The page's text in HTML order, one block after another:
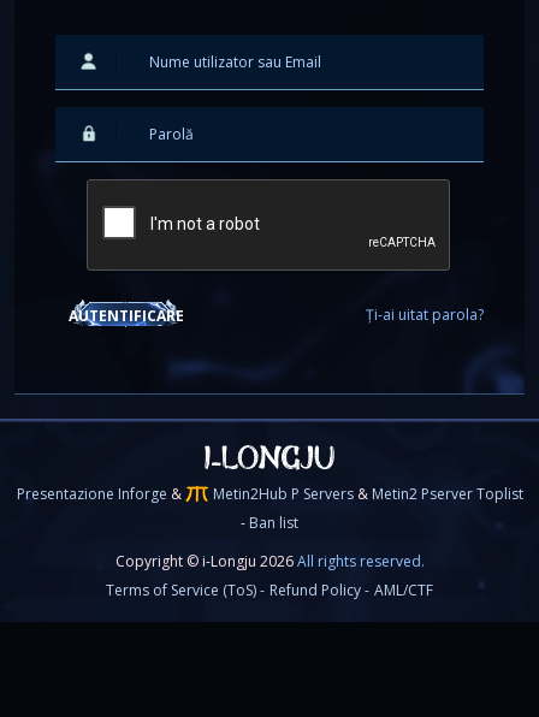
AUTENTIFICARE Ți-ai uitat parola?
Copyright © i-Longju 2026All rights reserved.
Terms of Service (ToS) - Refund Policy - AML/CTF
Presentazione Inforge & Metin2Hub P Servers & Metin2 Pserver Toplist
- Ban list